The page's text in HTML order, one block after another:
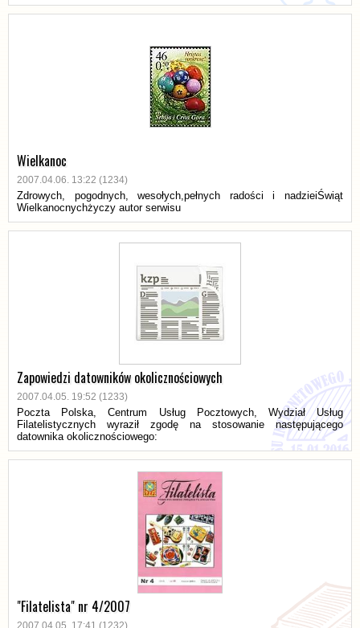
Wielkanoc
2007.04.06. 13:22 (1234)
Zdrowych, pogodnych, wesołych,pełnych radości i nadzieiŚwiąt
Wielkanocnychżyczy autor serwisu
Zapowiedzi datowników okolicznościowych
2007.04.05. 19:52 (1233)
Poczta Polska, Centrum Usług Pocztowych, Wydział Usług
Filatelistycznych wyraził zgodę na stosowanie następującego
datownika okolicznościowego:
"Filatelista" nr 4/2007
2007.04.05. 17:41 (1232)